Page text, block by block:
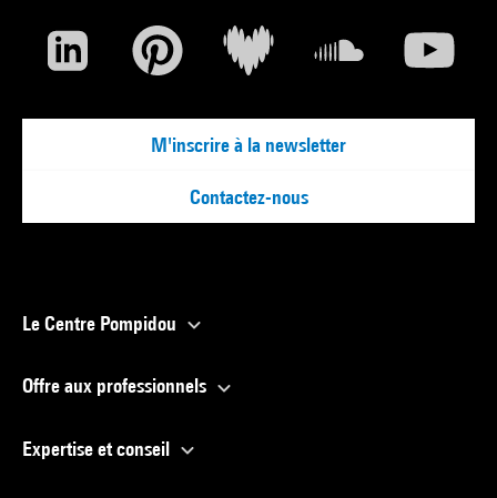
M'inscrire à la newsletter
Contactez-nous
Le Centre Pompidou
Offre aux professionnels
Expertise et conseil